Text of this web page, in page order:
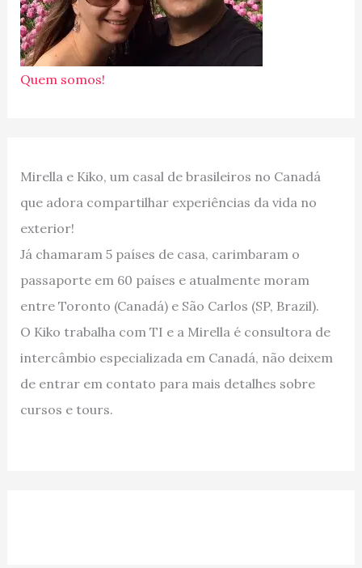
Quem somos!
Mirella e Kiko, um casal de brasileiros no Canadá
que adora compartilhar experiências da vida no
exterior!
Já chamaram 5 países de casa, carimbaram o
passaporte em 60 países e atualmente moram
entre Toronto (Canadá) e São Carlos (SP, Brazil).
O Kiko trabalha com TI e a Mirella é consultora de
intercâmbio especializada em Canadá, não deixem
de entrar em contato para mais detalhes sobre
cursos e tours.